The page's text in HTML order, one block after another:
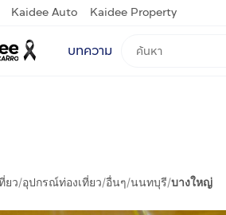
Kaidee Auto Kaidee Property
บทความ
ยว/อุปกรณ์ท่องเที่ยว/อื่นๆ/นนทบุรี/บางใหญ่